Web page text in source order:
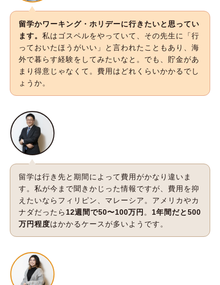
留学かワーキング・ホリデーに行きたいと思ってい
ます。 私はゴスペルをやっていて、その先生に「行
っておいたほうがいい」と言われたこともあり、海
外で暮らす経験をしてみたいなと。でも、貯金があ
まり得意じゃなくて。費用はどれくらいかかるでし
ょうか。
留学は行き先と期間によって費用がかなり違いま
す。私が今まで聞きかじった情報ですが、費用を抑
えたいならフィリピン、マレーシア。アメリカやカ
ナダだったら 12週間で50〜100万円 。 1年間だと500
万円程度はかかるケースが多いようです。